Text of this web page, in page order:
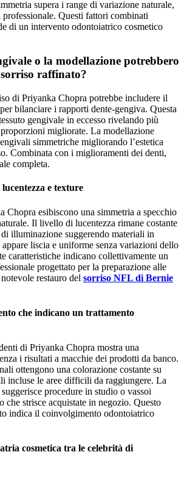
supera i range di variazione naturale,
professionale. Questi fattori combinati
di un intervento odontoiatrico cosmetico
o la modellazione potrebbero
raffinato?
di Priyanka Chopra potrebbe includere il
bilanciare i rapporti dente-gengiva. Questa
gengivale in eccesso rivelando più
migliorate. La modellazione
simmetriche migliorando l’estetica
Combinata con i miglioramenti dei denti,
completa.
e texture
Chopra esibiscono una simmetria a specchio
Il livello di lucentezza rimane costante
illuminazione suggerendo materiali in
liscia e uniforme senza variazioni dello
caratteristiche indicano collettivamente un
progettato per la preparazione alle
restauro del sorriso NFL di Bernie
che indicano un trattamento
di Priyanka Chopra mostra una
i risultati a macchie dei prodotti da banco.
ottengono una colorazione costante su
incluse le aree difficili da raggiungere. La
procedure in studio o vassoi
che strisce acquistate in negozio. Questo
indica il coinvolgimento odontoiatrico
cosmetica tra le celebrità di